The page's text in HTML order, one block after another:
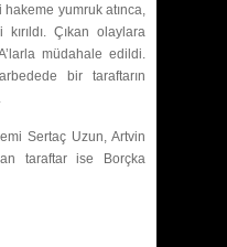
yumruk atınca,
Çıkan olaylara
müdahale edildi.
bir taraftarın
Sertaç Uzun, Artvin
taraftar ise Borçka